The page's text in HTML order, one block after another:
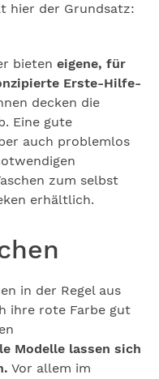
hier der Grundsatz:
bieten eigene, für
Erste-Hilfe-
decken die
Eine gute
auch problemlos
zum selbst
erhältlich.
in der Regel aus
ihre rote Farbe gut
Modelle lassen sich
Vor allem im